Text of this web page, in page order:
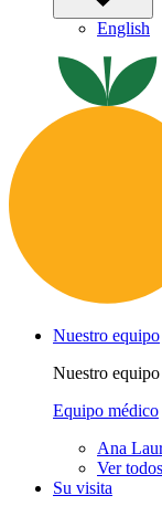
English
Nuestro equipo
Nuestro equipo
Equipo médico
Ana
Ver
Su visita